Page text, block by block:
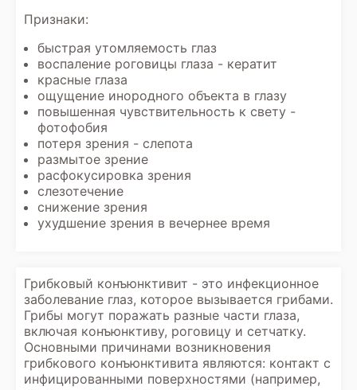
Признаки:
быстрая утомляемость глаз
воспаление роговицы глаза - кератит
красные глаза
ощущение инородного объекта в глазу
повышенная чувствительность к свету -
фотофобия
потеря зрения - слепота
размытое зрение
расфокусировка зрения
слезотечение
снижение зрения
ухудшение зрения в вечернее время
Грибковый конъюнктивит - это инфекционное
заболевание глаз, которое вызывается грибами.
Грибы могут поражать разные части глаза,
включая конъюнктиву, роговицу и сетчатку.
Основными причинами возникновения
грибкового конъюнктивита являются: контакт с
инфицированными поверхностями (например,